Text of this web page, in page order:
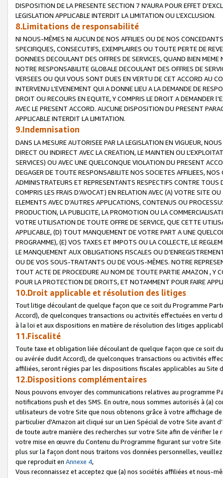
DISPOSITION DE LA PRESENTE SECTION 7 N'AURA POUR EFFET
LEGISLATION APPLICABLE INTERDIT LA LIMITATION OU L’EXCLUSION.
8.Limitations de responsabilité
NI NOUS-MÊMES NI AUCUN DE NOS AFFILIES OU DE NOS
SPECIFIQUES, CONSECUTIFS, EXEMPLAIRES OU TOUTE PERTE DE
DONNEES DECOULANT DES OFFRES DE SERVICES, QUAND BIEN
NOTRE RESPONSABILITE GLOBALE DECOULANT DES OFFRES DE
VERSEES OU QUI VOUS SONT DUES EN VERTU DE CET ACCORD AU
INTERVENU L’EVENEMENT QUI A DONNE LIEU A LA DEMANDE DE
DROIT OU RECOURS EN EQUITE, Y COMPRIS LE DROIT A DEMANDER
AVEC LE PRESENT ACCORD. AUCUNE DISPOSITION DU PRESENT
APPLICABLE INTERDIT LA LIMITATION.
9.Indemnisation
DANS LA MESURE AUTORISEE PAR LA LEGISLATION EN VIGUEUR,
DIRECT OU INDIRECT AVEC LA CREATION, LE MAINTIEN OU
SERVICES) OU AVEC UNE QUELCONQUE VIOLATION DU PRESENT
DEGAGER DE TOUTE RESPONSABILITE NOS SOCIETES AFFILIEES,
ADMINISTRATEURS ET REPRESENTANTS RESPECTIFS CONTRE
COMPRIS LES FRAIS D’AVOCAT) EN RELATION AVEC (A) VOTRE SITE
ELEMENTS AVEC D’AUTRES APPLICATIONS, CONTENUS OU
PRODUCTION, LA PUBLICITE, LA PROMOTION OU LA
VOTRE UTILISATION DE TOUTE OFFRE DE SERVICE, QUE CETTE
APPLICABLE, (D) TOUT MANQUEMENT DE VOTRE PART A UNE
PROGRAMME), (E) VOS TAXES ET IMPOTS OU LA COLLECTE, LE
LE MANQUEMENT AUX OBLIGATIONS FISCALES OU
OU DE VOS SOUS-TRAITANTS OU DE VOUS-MÊMES. NOTRE
TOUT ACTE DE PROCEDURE AU NOM DE TOUTE PARTIE AMAZON , Y
POUR LA PROTECTION DE DROITS, ET NOTAMMENT POUR FAIRE
10.Droit applicable et résolution des litiges
Tout litige découlant de quelque façon que ce soit du Programme
Accord), de quelconques transactions ou activités effectuées en vertu
à la loi et aux dispositions en matière de résolution des litiges
11.Fiscalité
Toute taxe et obligation liée découlant de quelque façon que ce soit
ou avérée dudit Accord), de quelconques transactions ou activités
affiliées, seront régies par les dispositions fiscales applicables au Site
12.Dispositions complémentaires
Nous pouvons envoyer des communications relatives au programme
notifications push et des SMS. En outre, nous sommes autorisés à
utilisateurs de votre Site que nous obtenons grâce à votre affichage
particulier d'Amazon ait cliqué sur un Lien Spécial de votre Site avant
de toute autre manière des recherches sur votre Site afin de vérifier
votre mise en œuvre du Contenu du Programme figurant sur votre
plus sur la façon dont nous traitons vos données personnelles,
que reproduit en Annexe 4,
Vous reconnaissez et acceptez que (a) nos sociétés affiliées et nous-